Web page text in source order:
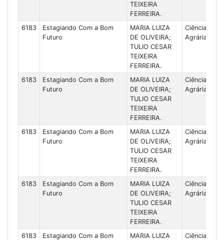
TEIXEIRA
FERREIRA.
6183
Estagiando Com a Bom
Futuro
MARIA LUIZA
DE OLIVEIRA;
TULIO CESAR
TEIXEIRA
FERREIRA.
Ciências
Agrárias
6183
Estagiando Com a Bom
Futuro
MARIA LUIZA
DE OLIVEIRA;
TULIO CESAR
TEIXEIRA
FERREIRA.
Ciências
Agrárias
6183
Estagiando Com a Bom
Futuro
MARIA LUIZA
DE OLIVEIRA;
TULIO CESAR
TEIXEIRA
FERREIRA.
Ciências
Agrárias
6183
Estagiando Com a Bom
Futuro
MARIA LUIZA
DE OLIVEIRA;
TULIO CESAR
TEIXEIRA
FERREIRA.
Ciências
Agrárias
6183
Estagiando Com a Bom
MARIA LUIZA
Ciências